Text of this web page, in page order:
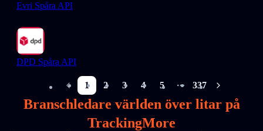
Evri Spåra API
DPD Spåra API
1 2 3 4 5
More pages
337
Branschledare världen över litar på
TrackingMore